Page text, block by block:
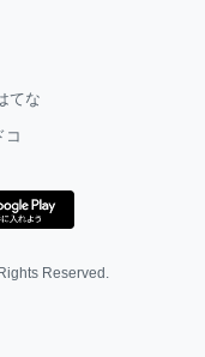
てな
コ
Reserved.